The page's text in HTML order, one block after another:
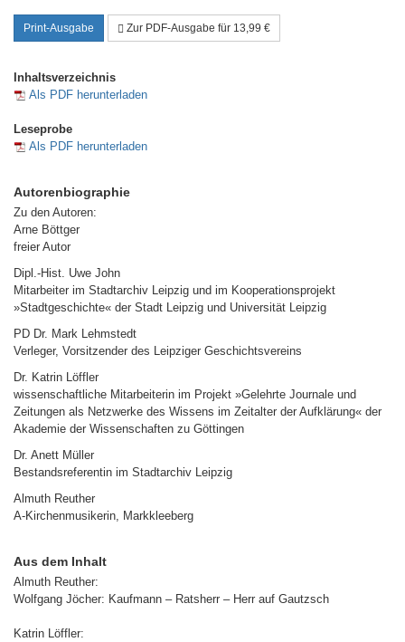
Print-Ausgabe Zur PDF-Ausgabe für 13,99 €
Inhaltsverzeichnis
Als PDF herunterladen
Leseprobe
Als PDF herunterladen
Autorenbiographie
Zu den Autoren:
Arne Böttger
freier Autor
Dipl.-Hist. Uwe John
Mitarbeiter im Stadtarchiv Leipzig und im Kooperationsprojekt
»Stadtgeschichte« der Stadt Leipzig und Universität Leipzig
PD Dr. Mark Lehmstedt
Verleger, Vorsitzender des Leipziger Geschichtsvereins
Dr. Katrin Löffler
wissenschaftliche Mitarbeiterin im Projekt »Gelehrte Journale und
Zeitungen als Netzwerke des Wissens im Zeitalter der Aufklärung« der
Akademie der Wissenschaften zu Göttingen
Dr. Anett Müller
Bestandsreferentin im Stadtarchiv Leipzig
Almuth Reuther
A-Kirchenmusikerin, Markkleeberg
Aus dem Inhalt
Almuth Reuther:
Wolfgang Jöcher: Kaufmann – Ratsherr – Herr auf Gautzsch
Katrin Löffler: